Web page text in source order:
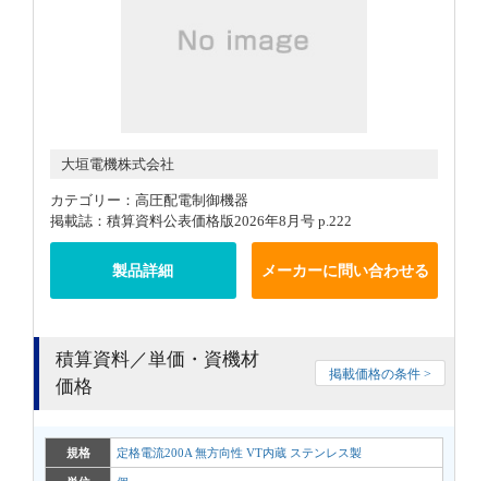
大垣電機株式会社
カテゴリー：高圧配電制御機器
掲載誌：積算資料公表価格版2026年8月号 p.222
製品詳細 メーカーに問い合わせる
積算資料／単価・資機材
価格
掲載価格の条件 >
規格 定格電流200A 無方向性 VT内蔵 ステンレス製